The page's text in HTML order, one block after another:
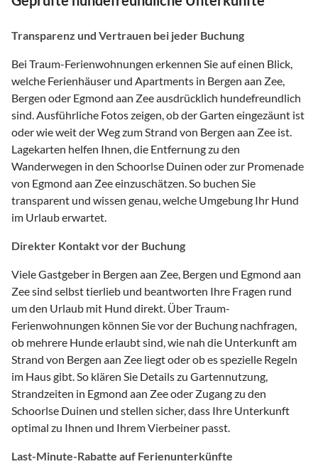
Transparenz und Vertrauen bei jeder Buchung
Bei Traum-Ferienwohnungen erkennen Sie auf einen Blick,
welche Ferienhäuser und Apartments in Bergen aan Zee,
Bergen oder Egmond aan Zee ausdrücklich hundefreundlich
sind. Ausführliche Fotos zeigen, ob der Garten eingezäunt ist
oder wie weit der Weg zum Strand von Bergen aan Zee ist.
Lagekarten helfen Ihnen, die Entfernung zu den
Wanderwegen in den Schoorlse Duinen oder zur Promenade
von Egmond aan Zee einzuschätzen. So buchen Sie
transparent und wissen genau, welche Umgebung Ihr Hund
im Urlaub erwartet.
Direkter Kontakt vor der Buchung
Viele Gastgeber in Bergen aan Zee, Bergen und Egmond aan
Zee sind selbst tierlieb und beantworten Ihre Fragen rund
um den Urlaub mit Hund direkt. Über Traum-
Ferienwohnungen können Sie vor der Buchung nachfragen,
ob mehrere Hunde erlaubt sind, wie nah die Unterkunft am
Strand von Bergen aan Zee liegt oder ob es spezielle Regeln
im Haus gibt. So klären Sie Details zu Gartennutzung,
Strandzeiten in Egmond aan Zee oder Zugang zu den
Schoorlse Duinen und stellen sicher, dass Ihre Unterkunft
optimal zu Ihnen und Ihrem Vierbeiner passt.
Last-Minute-Rabatte auf Ferienunterkünfte